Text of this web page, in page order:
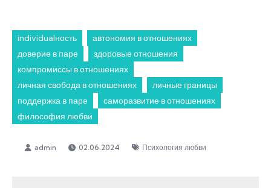
individualность
автономия в отношениях
доверие в паре
здоровые отношения
компромиссы в отношениях
личная свобода в отношениях
личные границы
поддержка в паре
саморазвитие в отношениях
философия любви
02.06.2024 Психология любви